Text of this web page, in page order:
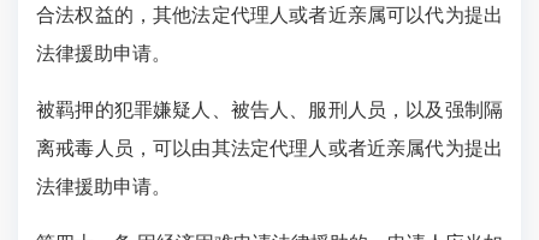
合法权益的，其他法定代理人或者近亲属可以代为提出
法律援助申请。
被羁押的犯罪嫌疑人、被告人、服刑人员，以及强制隔
离戒毒人员，可以由其法定代理人或者近亲属代为提出
法律援助申请。